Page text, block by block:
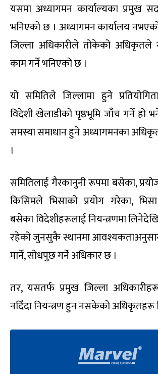
यसमा अध्यागमन कार्याल्यका प्रमुख
भनिएको छ । अध्यागमन कार्यालय
जिल्ला अधिकारीले तोकेको
काम गर्ने भनिएको छ ।
यो समितिले जिल्लामा हुने
विदेशी खेलाडीको पृष्ठभूमि जाँच गर्ने हो
समस्या समाधान हुने अध्यागमनका
।
समितिलाई गैरकानुनी रूपमा बसेका,
किसिमले भिसाको प्रयोग गरेका,
बसेका विदेशीहरूलाई नियन्त्रणमा
रहेको जुनसुकै स्थानमा आवश्यकताअनुसार
मार्ने, सोधपुछ गर्ने अधिकार छ ।
तर, यसतर्फ प्रमुख जिल्ला
नदिँदा नियन्त्रण हुन नसकेको अधिकृतहरू